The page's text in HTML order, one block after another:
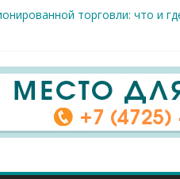
торговли: что и
тяжких преступлений: в
тренер Георгий